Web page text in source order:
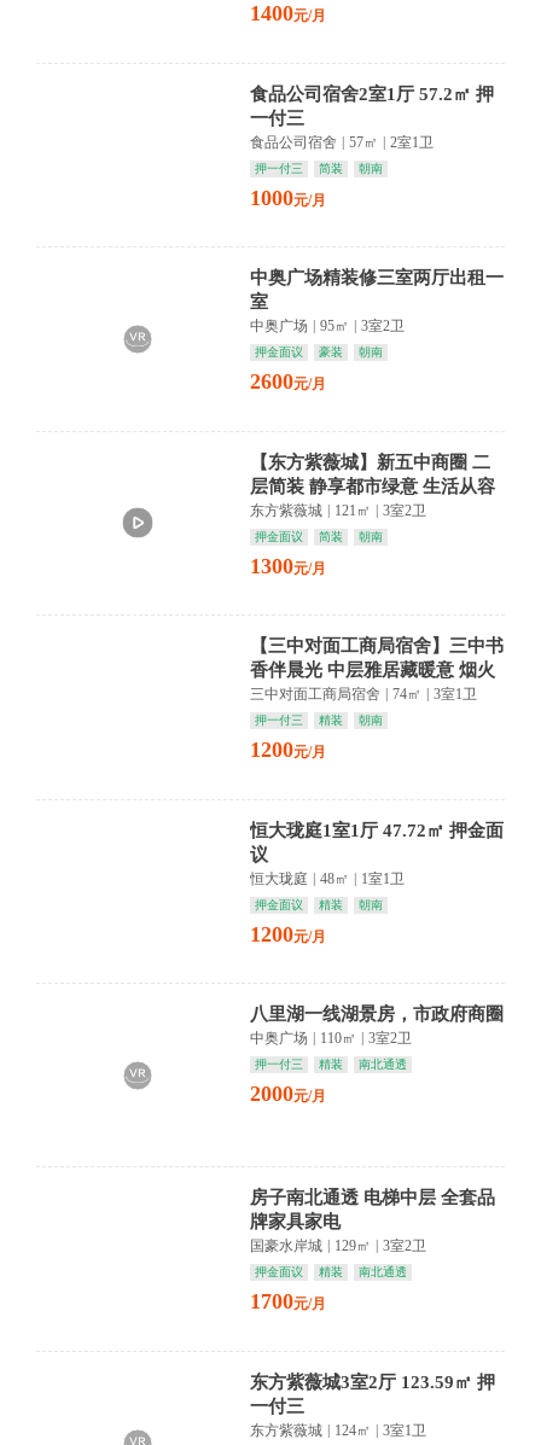
1400元/月
食品公司宿舍2室1厅 57.2㎡ 押
一付三
食品公司宿舍 | 57㎡ | 2室1卫
押一付三 简装 朝南
1000元/月
中奥广场精装修三室两厅出租一
室
中奥广场 95㎡ 3室2卫
押金面议 豪装 朝南
2600元/月
【东方紫薇城】新五中商圈 二
层简装 静享都市绿意 生活从容
启幕
东方紫薇城 | 121㎡ | 3室2卫
押金面议 简装 朝南
1300元/月
【三中对面工商局宿舍】三中书
香伴晨光 中层雅居藏暖意 烟火
人间正相宜
三中对面工商局宿舍 74㎡ 3室1卫
押一付三 精装 朝南
1200元/月
恒大珑庭1室1厅 47.72㎡ 押金面
议
恒大珑庭 | 48㎡ | 1室1卫
押金面议 精装 朝南
1200元/月
八里湖一线湖景房，市政府商圈
中奥广场 110㎡ 3室2卫
押一付三 精装 南北通透
2000元/月
房子南北通透 电梯中层 全套品
牌家具家电
国豪水岸城 129㎡ 3室2卫
押金面议 精装 南北通透
1700元/月
东方紫薇城3室2厅 123.59㎡ 押
一付三
东方紫薇城 | 124㎡ | 3室1卫